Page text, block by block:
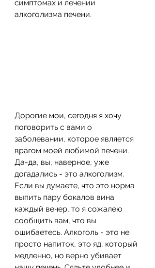
симптомах и лечении
алкоголизма печени.
Дорогие мои, сегодня я хочу
поговорить с вами о
заболевании, которое является
врагом моей любимой печени.
Да-да, вы, наверное, уже
догадались - это алкоголизм.
Если вы думаете, что это норма
выпить пару бокалов вина
каждый вечер, то я сожалею
сообщить вам, что вы
ошибаетесь. Алкоголь - это не
просто напиток, это яд, который
медленно, но верно убивает